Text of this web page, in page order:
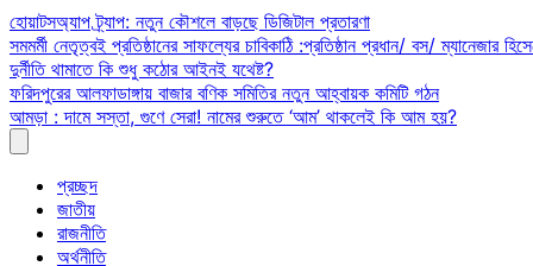
Skip
to
content
হোয়াটসঅ্যাপ ট্র্যাপ: নতুন কৌশলে বাড়ছে ডিজিটাল প্রতারণা
সমমর্মী নেতৃত্বই প্রতিষ্ঠানের সাফল্যের চাবিকাঠি :প্রতিষ্ঠান প্রধান/ বস/ ম্যানেজার
দুর্নীতি থামাতে কি শুধু কঠোর আইনই যথেষ্ট?
ফরিদপুরের আলফাডাঙ্গায় বাজার বণিক সমিতির নতুন আহ্বায়ক কমিটি গঠন
আমড়া : দামে সস্তা, গুণে সেরা! নামের শুরুতে ‘আম’ থাকলেই কি আম হয়?
প্রচ্ছদ
জাতীয়
রাজনীতি
অর্থনীতি